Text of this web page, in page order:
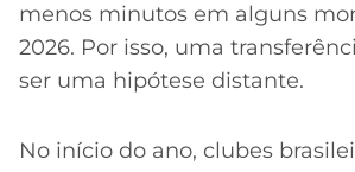
menos minutos em alguns
2026. Por isso, uma
ser uma hipótese distante.
No início do ano, clubes